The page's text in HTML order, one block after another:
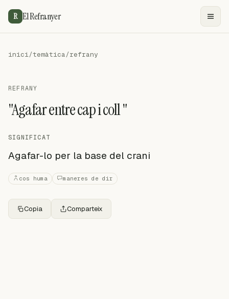
R El Refranyer
inici/temàtica/refrany
REFRANY
"Agafar entre cap i coll "
SIGNIFICAT
Agafar-lo per la base del crani
cos huma maneres de dir
Copia Comparteix